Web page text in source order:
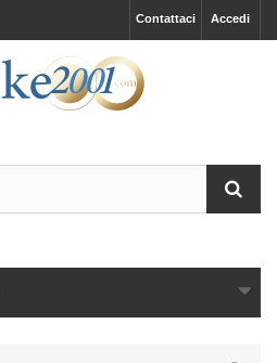
Accedi
Contattaci